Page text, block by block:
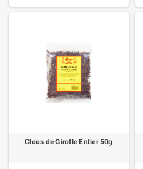
Clous de Girofle Entier 50g